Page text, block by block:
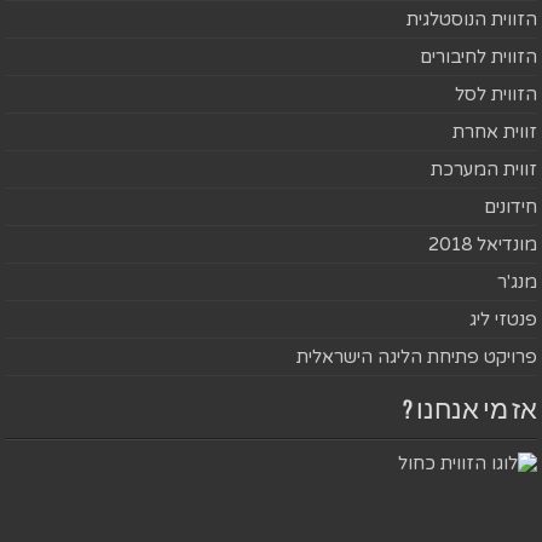
הזווית הנוסטלגית
הזווית לחיבורים
הזווית לסל
זווית אחרת
זווית המערכת
חידונים
מונדיאל 2018
מנג'ר
פנטזי ליג
פרויקט פתיחת הליגה הישראלית
אז מי אנחנו ?